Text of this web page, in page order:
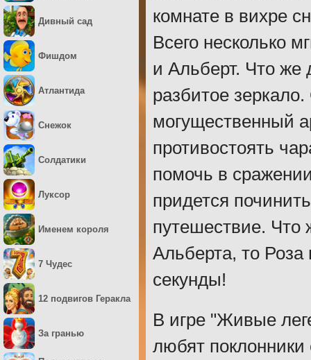
комнате в вихре
Всего несколько
и Альберт. Что же
разбитое
могущественный
противостоять
помочь в
придется
путешествие. Что
Альберта, то
секунды!
В игре "Живые
любят
Дивный сад
Фишдом
Атлантида
Снежок
Солдатики
Луксор
Именем короля
7 Чудес
12 подвигов Геракла
За гранью